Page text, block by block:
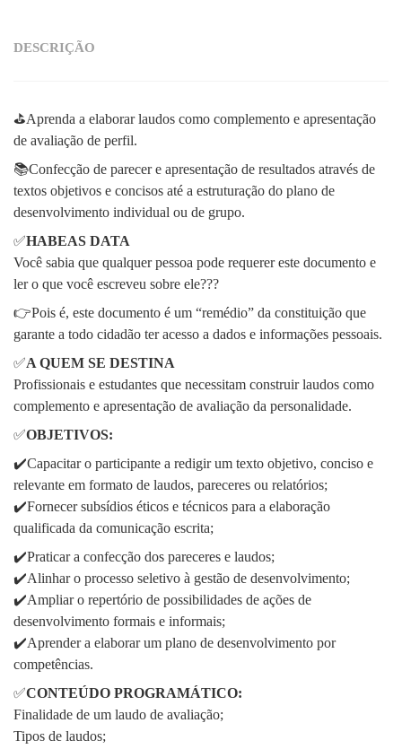
DESCRIÇÃO
⛳Aprenda a elaborar laudos como complemento e apresentação
de avaliação de perfil.
📚Confecção de parecer e apresentação de resultados através de
textos objetivos e concisos até a estruturação do plano de
desenvolvimento individual ou de grupo.
✅HABEAS DATA
Você sabia que qualquer pessoa pode requerer este documento e
ler o que você escreveu sobre ele???
👉Pois é, este documento é um “remédio” da constituição que
garante a todo cidadão ter acesso a dados e informações pessoais.
✅A QUEM SE DESTINA
Profissionais e estudantes que necessitam construir laudos como
complemento e apresentação de avaliação da personalidade.
✅OBJETIVOS:
✔️Capacitar o participante a redigir um texto objetivo, conciso e
relevante em formato de laudos, pareceres ou relatórios;
✔️Fornecer subsídios éticos e técnicos para a elaboração
qualificada da comunicação escrita;
✔️Praticar a confecção dos pareceres e laudos;
✔️Alinhar o processo seletivo à gestão de desenvolvimento;
✔️Ampliar o repertório de possibilidades de ações de
desenvolvimento formais e informais;
✔️Aprender a elaborar um plano de desenvolvimento por
competências.
✅CONTEÚDO PROGRAMÁTICO:
Finalidade de um laudo de avaliação;
Tipos de laudos;